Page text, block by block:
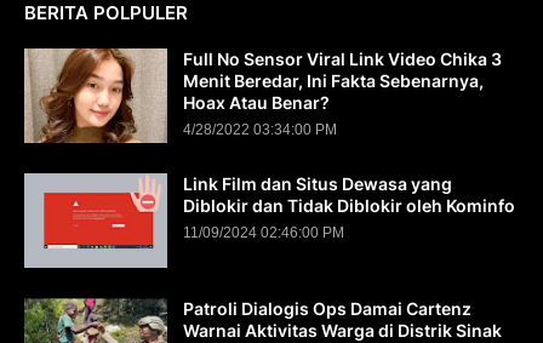
BERITA POLPULER
Full No Sensor Viral Link Video Chika 3
Menit Beredar, Ini Fakta Sebenarnya,
Hoax Atau Benar?
4/28/2022 03:34:00 PM
Link Film dan Situs Dewasa yang
Diblokir dan Tidak Diblokir oleh Kominfo
11/09/2024 02:46:00 PM
Patroli Dialogis Ops Damai Cartenz
Warnai Aktivitas Warga di Distrik Sinak